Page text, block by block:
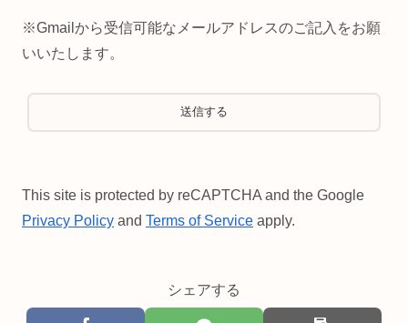
※Gmailから受信可能なメールアドレスのご記入をお願
いいたします。
This site is protected by reCAPTCHA and the Google
Privacy Policy and Terms of Service apply.
シェアする